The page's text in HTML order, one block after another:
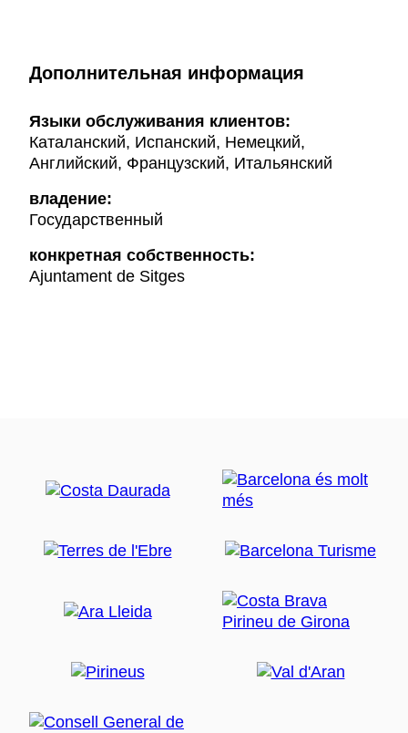
Дополнительная информация
Языки обслуживания клиентов:
Каталанский, Испанский, Немецкий,
Английский, Французский, Итальянский
владение:
Государственный
конкретная собственность:
Ajuntament de Sitges